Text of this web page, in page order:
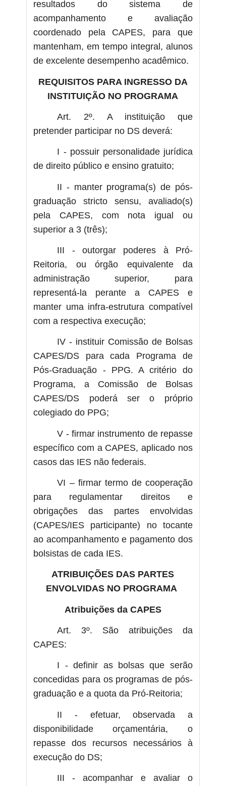
resultados do sistema de
acompanhamento e avaliação
coordenado pela CAPES, para que
mantenham, em tempo integral, alunos
de excelente desempenho acadêmico.
REQUISITOS PARA INGRESSO DA
INSTITUIÇÃO NO PROGRAMA
Art. 2º. A instituição que
pretender participar no DS deverá:
I - possuir personalidade jurídica
de direito público e ensino gratuito;
II - manter programa(s) de pós-
graduação stricto sensu, avaliado(s)
pela CAPES, com nota igual ou
superior a 3 (três);
III - outorgar poderes à Pró-
Reitoria, ou órgão equivalente da
administração superior, para
representá-la perante a CAPES e
manter uma infra-estrutura compatível
com a respectiva execução;
IV - instituir Comissão de Bolsas
CAPES/DS para cada Programa de
Pós-Graduação - PPG. A critério do
Programa, a Comissão de Bolsas
CAPES/DS poderá ser o próprio
colegiado do PPG;
V - firmar instrumento de repasse
específico com a CAPES, aplicado nos
casos das IES não federais.
VI – firmar termo de cooperação
para regulamentar direitos e
obrigações das partes envolvidas
(CAPES/IES participante) no tocante
ao acompanhamento e pagamento dos
bolsistas de cada IES.
ATRIBUIÇÕES DAS PARTES
ENVOLVIDAS NO PROGRAMA
Atribuições da CAPES
Art. 3º. São atribuições da
CAPES:
I - definir as bolsas que serão
concedidas para os programas de pós-
graduação e a quota da Pró-Reitoria;
II - efetuar, observada a
disponibilidade orçamentária, o
repasse dos recursos necessários à
execução do DS;
III - acompanhar e avaliar o